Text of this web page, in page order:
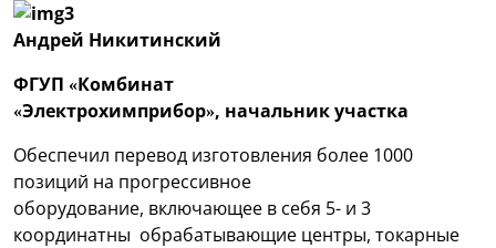
Андрей Никитинский
ФГУП «Комбинат
«Электрохимприбор», начальник участка
Обеспечил перевод изготовления более 1000
позиций на прогрессивное
оборудование, включающее в себя 5- и 3
координатны обрабатывающие центры, токарные